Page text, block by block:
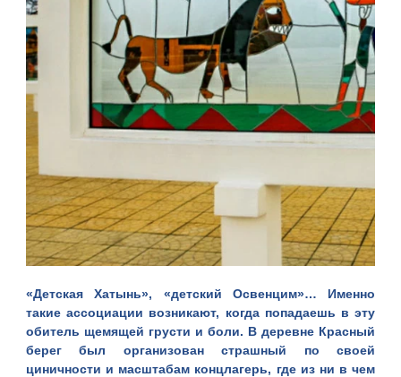
«Детская Хатынь», «детский Освенцим»… Именно
такие ассоциации возникают, когда попадаешь в эту
обитель щемящей грусти и боли. В деревне Красный
берег был организован страшный по своей
циничности и масштабам концлагерь, где из ни в чем